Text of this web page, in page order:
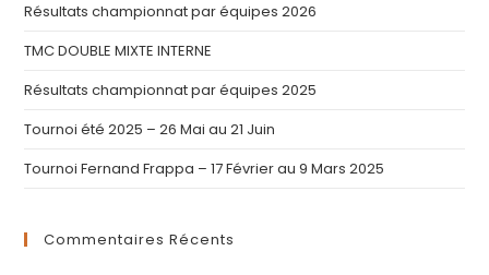
Résultats championnat par équipes 2026
TMC DOUBLE MIXTE INTERNE
Résultats championnat par équipes 2025
Tournoi été 2025 – 26 Mai au 21 Juin
Tournoi Fernand Frappa – 17 Février au 9 Mars 2025
Commentaires Récents